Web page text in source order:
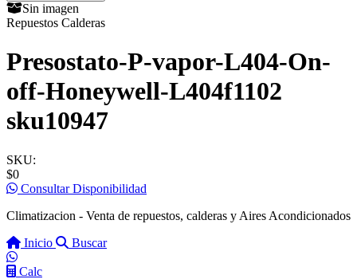
Sin imagen
Repuestos Calderas
Presostato-P-vapor-L404-On-
off-Honeywell-L404f1102
sku10947
SKU:
$0
Consultar Disponibilidad
Climatizacion - Venta de repuestos, calderas y Aires Acondicionados
Inicio
Buscar
Calc